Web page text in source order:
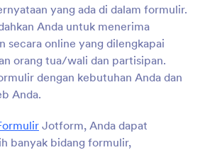
yang ada di dalam formulir.
Anda untuk menerima
secara online yang dilengkapai
orang tua/wali dan partisipan.
dengan kebutuhan Anda dan
Anda.
Jotform, Anda dapat
banyak bidang formulir,